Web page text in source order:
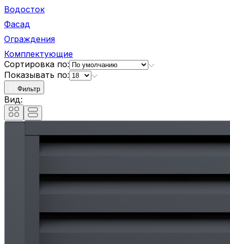
Водосток
Фасад
Ограждения
Комплектующие
Сортировка по:
Показывать по:
Фильтр
Вид: